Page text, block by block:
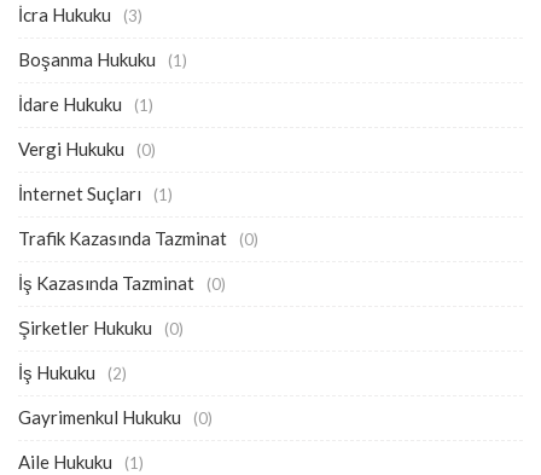
İcra Hukuku (3)
Boşanma Hukuku (1)
İdare Hukuku (1)
Vergi Hukuku (0)
İnternet Suçları (1)
Trafik Kazasında Tazminat (0)
İş Kazasında Tazminat (0)
Şirketler Hukuku (0)
İş Hukuku (2)
Gayrimenkul Hukuku (0)
Aile Hukuku (1)